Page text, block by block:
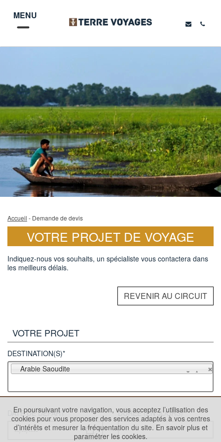
MENU
Accueil - Demande de devis
VOTRE PROJET DE VOYAGE
Indiquez-nous vos souhaits, un spécialiste vous contactera dans
les meilleurs délais.
REVENIR AU CIRCUIT
VOTRE PROJET
DESTINATION(S)*
Arabie Saoudite
DATE DE DÉPART DURÉE (EN JOURS)
En poursuivant votre navigation, vous acceptez l’utilisation des
cookies pour vous proposer des services adaptés à vos centres
d’intérêts et mesurer la fréquentation du site. En savoir plus et
paramétrer les cookies.